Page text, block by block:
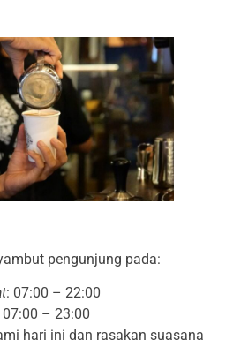
pengunjung pada:
: 07:00 – 22:00
07:00 – 23:00
hari ini dan rasakan suasana